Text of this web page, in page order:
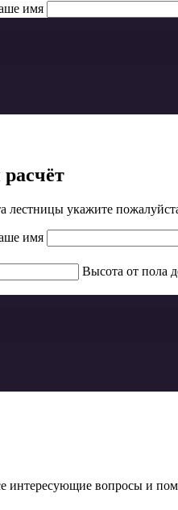
имя
лестницы укажите
имя
Высота от пола
интересующие вопросы и